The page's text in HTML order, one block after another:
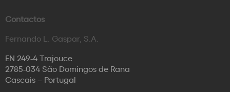
Contactos
Fernando L. Gaspar, S.A.
EN 249-4 Trajouce
2785-034 São Domingos de Rana
Cascais – Portugal